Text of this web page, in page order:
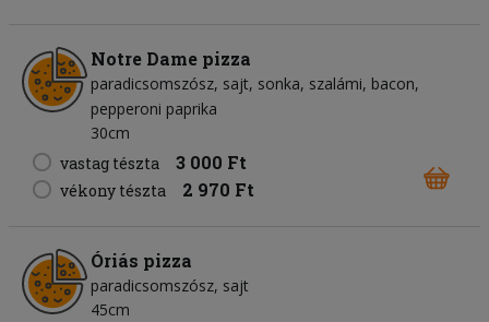
Notre Dame pizza
paradicsomszósz sajt sonka szalámi bacon
pepperoni paprika
30cm
vastag tészta
3 000 Ft
vékony tészta 2 970 Ft
Óriás pizza
paradicsomszósz sajt
45cm